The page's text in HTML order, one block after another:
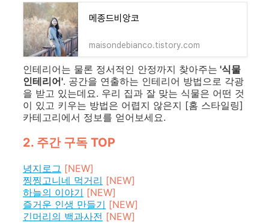
메종드비앙코
maisondebianco.tistory.com
인테리어는 물론 정서적인 안정까지 찾아주는 '식물
인테리어'. 공간을 연출하는 인테리어 방법으로 각광
을 받고 있는데요. 우리 집과 잘 맞는 식물은 어떤 것
이 있고 키우는 방법은 어렵지 않은지 [홈 스타일링]
카테고리에서 정보를 얻어보세요.
2. 주간 구독 TOP
녕지로그 [NEW]
찡찡고니네 먹거리 [NEW]
하늘의 이야기 [NEW]
즐거운 인생 만들기 [NEW]
긴머리의 백과사전 [NEW]